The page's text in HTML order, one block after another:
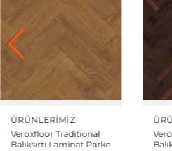
ÜRÜNLERIMIZ
Veroxfloor Pignola
Balıksırtı Laminat Parke